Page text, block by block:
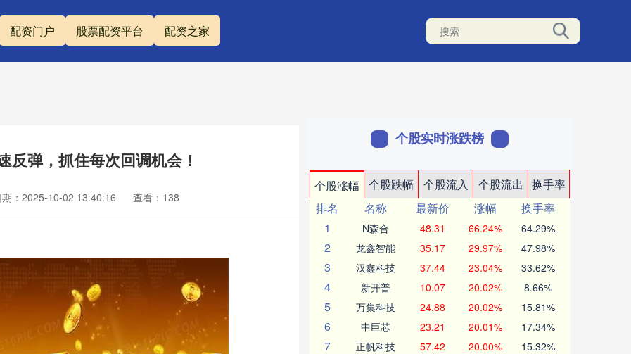
配资门户 股票配资平台 配资之家
反弹，抓住每次回调机会！
期：2025-10-02 13:40:16 查看：138
个股实时涨跌榜
个股涨幅 个股跌幅 个股流入 个股流出
换手率
排名
名称 最新价 涨幅
换手率
1
N森合 48.31 66.24% 64.29%
2 龙鑫智能 35.17 29.97% 47.98%
3 汉鑫科技 37.44 23.04% 33.62%
4 新开普 10.07 20.02% 8.66%
5 万集科技 24.88 20.02% 15.81%
6 中巨芯 23.21 20.01% 17.34%
7 正帆科技 57.42 20.00% 15.32%